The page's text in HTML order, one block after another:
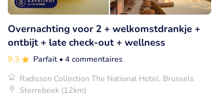
Overnachting voor 2 + welkomstdrankje +
ontbijt + late check-out + wellness
9.3 Parfait • 4 commentaires
Radisson Collection The National Hotel, Brussels
Sterrebeek (12km)